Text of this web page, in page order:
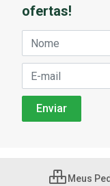
ofertas!
Meus